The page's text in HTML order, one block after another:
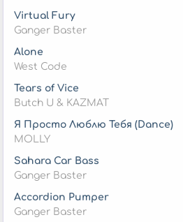
Virtual Fury
Ganger Baster
Alone
West Code
Tears of Vice
Butch U & KAZMAT
Я Просто Люблю Тебя (Dance)
MOLLY
Sahara Car Bass
Ganger Baster
Accordion Pumper
Ganger Baster